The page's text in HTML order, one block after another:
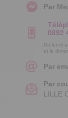
Par
0892
Du lundi
et le
Par
Par
LILLE